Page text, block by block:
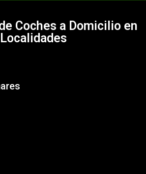
Coches a Domicilio en